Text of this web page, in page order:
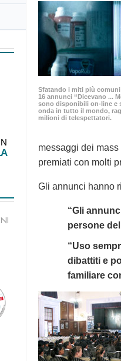
Sfatando i miti più
16 annunci “Dicevano ...
sono disponibili on-line e
onda in tutto il mondo,
milioni di telespettatori.
messaggi dei
premiati con molti
Gli annunci hanno
“Gli
persone
“Uso
dibattiti e
familiare